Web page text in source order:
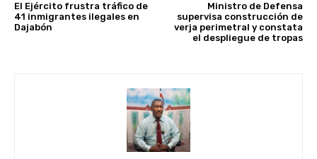
El Ejército frustra tráfico de
41 inmigrantes ilegales en
Dajabón
Ministro de Defensa
supervisa construcción de
verja perimetral y constata
el despliegue de tropas